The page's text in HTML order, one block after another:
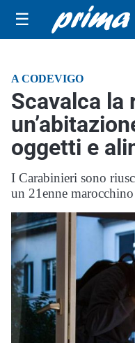
☰
A CODEVIGO
Scavalca la
oggetti e
I Carabinieri sono
un 21enne